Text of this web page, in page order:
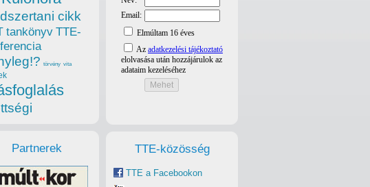
TTE-közösség
TTE a Facebookon
cikk
tankönyv TTE-
törvény vita
Partnerek